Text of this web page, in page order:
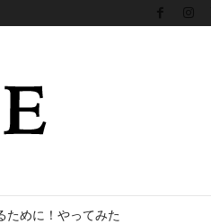
ために！やってみた